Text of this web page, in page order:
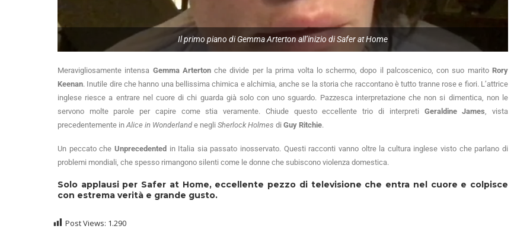
Il primo piano di Gemma Arterton all’inizio di Safer at Home
Meravigliosamente intensa Gemma Artertonche divide per la prima volta lo schermo, dopo il palcoscenico, con suo marito Rory
Keenan. Inutile dire che hanno una bellissima chimica e alchimia, anche se la storia che raccontano è tutto tranne rose e fiori. L’attrice
inglese riesce a entrare nel cuore di chi guarda già solo con uno sguardo. Pazzesca interpretazione che non si dimentica, non le
servono molte parole per capire come stia veramente. Chiude questo eccellente trio di interpreti Geraldine James , vista
precedentemente in Alice in Wonderland e negli Sherlock Holmes di Guy Ritchie.
Un peccato che Unprecedented in Italia sia passato inosservato. Questi racconti vanno oltre la cultura inglese visto che parlano di
problemi mondiali, che spesso rimangono silenti come le donne che subiscono violenza domestica.
Solo applausi per Safer at Home, eccellente pezzo di televisione che entra nel cuore e colpisce
con estrema verità e grande gusto.
Post Views: 1.290